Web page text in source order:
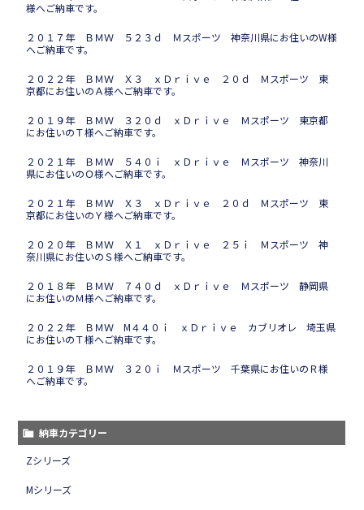
様へご納車です。
２０１７年 ＢＭＷ ５２３ｄ Ｍスポーツ 神奈川県にお住いのW様
へご納車です。
２０２２年 ＢＭＷ Ｘ３ ｘＤｒｉｖｅ ２０ｄ Ｍスポーツ 東
京都にお住いのＡ様へご納車です。
２０１９年 ＢＭＷ ３２０ｄ ｘＤｒｉｖｅ Ｍスポーツ 東京都
にお住いのＴ様へご納車です。
２０２１年 ＢＭＷ ５４０ｉ ｘＤｒｉｖｅ Ｍスポーツ 神奈川
県にお住いのＯ様へご納車です。
２０２１年 ＢＭＷ Ｘ３ ｘＤｒｉｖｅ ２０ｄ Ｍスポーツ 東
京都にお住いのＹ様へご納車です。
２０２０年 ＢＭＷ Ｘ１ ｘＤｒｉｖｅ ２５ｉ Ｍスポーツ 神
奈川県にお住いのＳ様へご納車です。
２０１８年 ＢＭＷ ７４０ｄ ｘＤｒｉｖｅ Ｍスポーツ 静岡県
にお住いのＭ様へご納車です。
２０２２年 ＢＭＷ M４４０ｉ ｘＤｒｉｖｅ カブリオレ 埼玉県
にお住いのＴ様へご納車です。
２０１９年 ＢＭＷ ３２０ｉ Ｍスポーツ 千葉県にお住いのＲ様
へご納車です。
納車カテゴリー
Zシリーズ
Mシリーズ